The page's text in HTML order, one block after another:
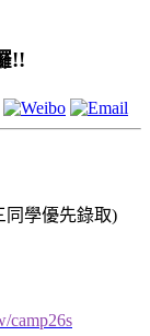
!!
同學優先錄取)
camp26s